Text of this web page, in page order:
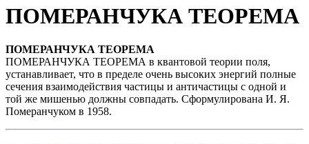
ПОМЕРАНЧУКА ТЕОРЕМА
ПОМЕРАНЧУКА ТЕОРЕМА
ПОМЕРАНЧУКА ТЕОРЕМА в квантовой теории поля,
устанавливает, что в пределе очень высоких энергий полные
сечения взаимодействия частицы и античастицы с одной и
той же мишенью должны совпадать. Сформулирована И. Я.
Померанчуком в 1958.